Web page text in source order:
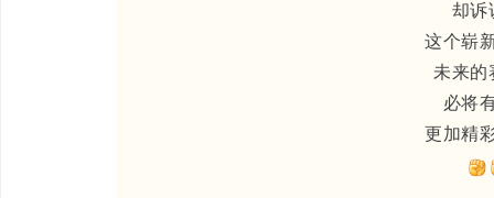
却诉
这个崭
未来的
必将
更加精